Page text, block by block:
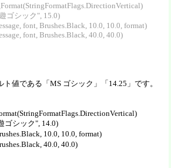
ゴシック", 15.0)
font, Brushes.Black, 10.0, 10.0, format)
font, Brushes.Black, 40.0, 40.0)
値である「MS ゴシック」「14.25」です。
ゴシック", 14.0)
10.0, 10.0, format)
40.0, 40.0)